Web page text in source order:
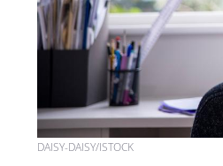
DAISY-DAISY/ISTOCK
Le Viagra pourrait-il
freiner la propagation du
cancer ?